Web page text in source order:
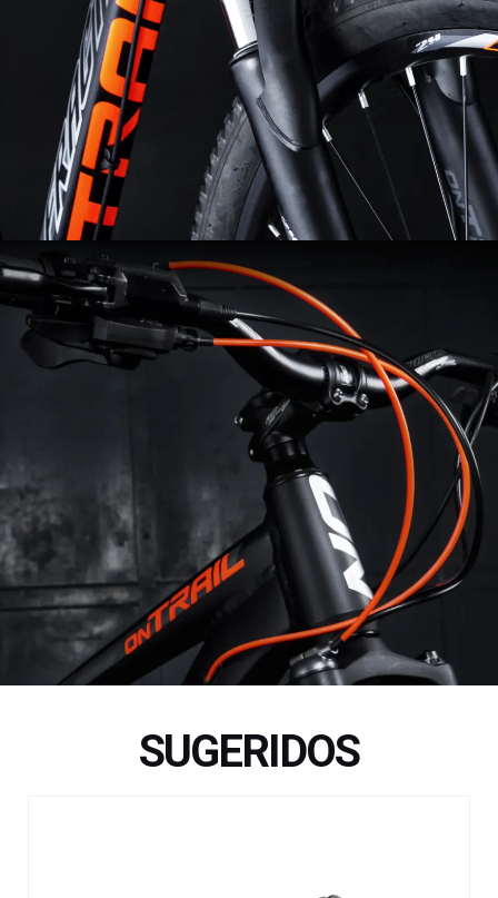
SUGERIDOS